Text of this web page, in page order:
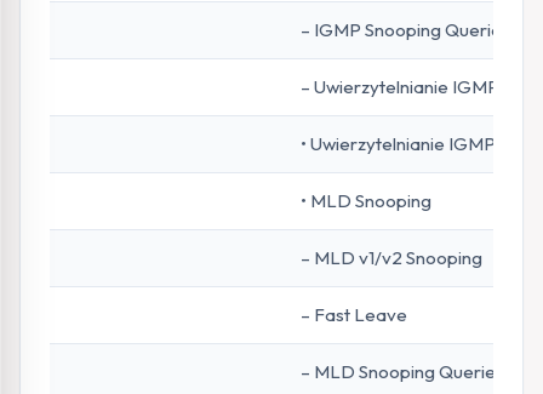
– IGMP Snooping Querier
– Uwierzytelnianie IGMP
• Uwierzytelnianie IGMP
• MLD Snooping
– MLD v1/v2 Snooping
– Fast Leave
– MLD Snooping Querier